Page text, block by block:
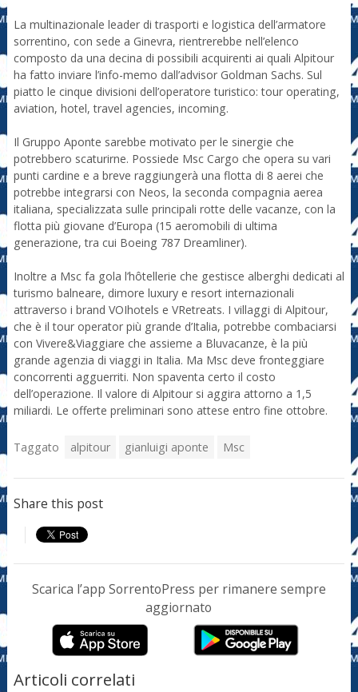
La multinazionale leader di trasporti e logistica dell’armatore
sorrentino, con sede a Ginevra, rientrerebbe nell’elenco
composto da una decina di possibili acquirenti ai quali Alpitour
ha fatto inviare l’info-memo dall’advisor Goldman Sachs. Sul
piatto le cinque divisioni dell’operatore turistico: tour operating,
aviation, hotel, travel agencies, incoming.
Il Gruppo Aponte sarebbe motivato per le sinergie che
potrebbero scaturirne. Possiede Msc Cargo che opera su vari
punti cardine e a breve raggiungerà una flotta di 8 aerei che
potrebbe integrarsi con Neos, la seconda compagnia aerea
italiana, specializzata sulle principali rotte delle vacanze, con la
flotta più giovane d’Europa (15 aeromobili di ultima
generazione, tra cui Boeing 787 Dreamliner).
Inoltre a Msc fa gola l’hôtellerie che gestisce alberghi dedicati al
turismo balneare, dimore luxury e resort internazionali
attraverso i brand VOIhotels e VRetreats. I villaggi di Alpitour,
che è il tour operator più grande d’Italia, potrebbe combaciarsi
con Vivere&Viaggiare che assieme a Bluvacanze, è la più
grande agenzia di viaggi in Italia. Ma Msc deve fronteggiare
concorrenti agguerriti. Non spaventa certo il costo
dell’operazione. Il valore di Alpitour si aggira attorno a 1,5
miliardi. Le offerte preliminari sono attese entro fine ottobre.
Taggato alpitour gianluigi aponte Msc
Share this post
Scarica l’app SorrentoPress per rimanere sempre
aggiornato
Articoli correlati